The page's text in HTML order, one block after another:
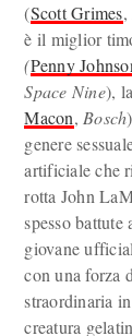
(Scott Grimes,
è il miglior
(Penny
Space Nine),
Macon, Bosch
genere
artificiale che
rotta John
spesso
giovane
con una forza
straordinaria
creatura